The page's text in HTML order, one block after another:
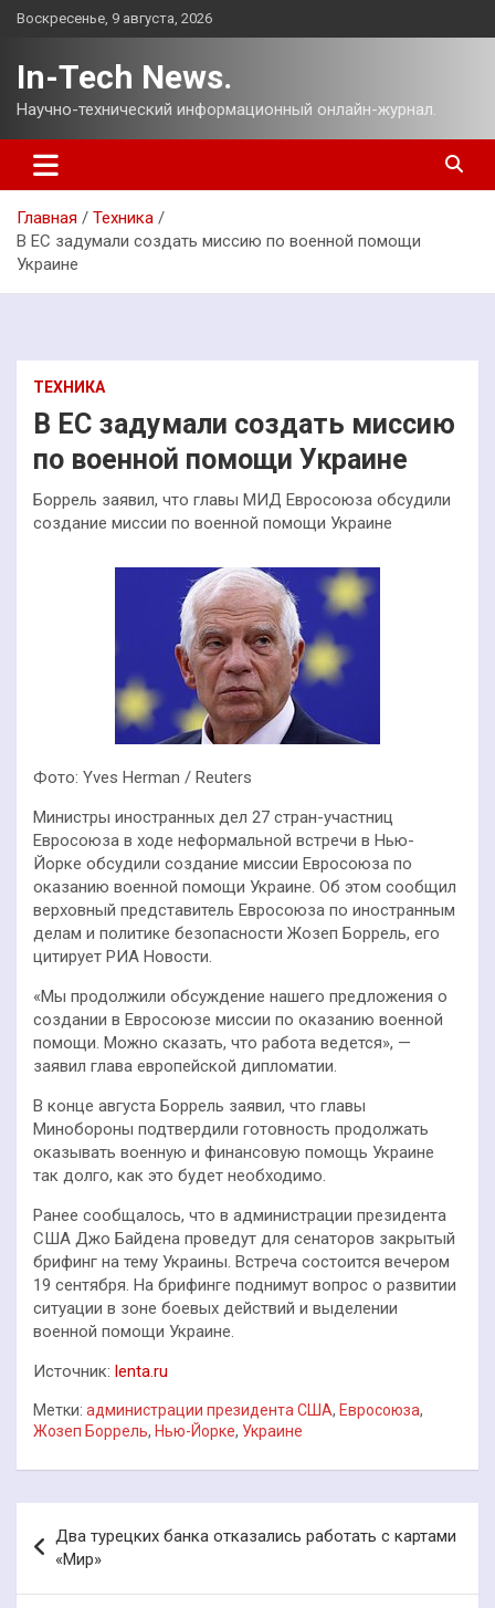
Перейти
Воскресенье, 9 августа, 2026
In-Tech News.
Научно-технический информационный онлайн-журнал.
Главная
Техника
В ЕС задумали создать миссию по военной помощи
Украине
ТЕХНИКА
В ЕС задумали создать миссию
по военной помощи Украине
Боррель заявил, что главы МИД Евросоюза обсудили
создание миссии по военной помощи Украине
Фото: Yves Herman / Reuters
Министры иностранных дел 27 стран-участниц
Евросоюза в ходе неформальной встречи в Нью-
Йорке обсудили создание миссии Евросоюза по
оказанию военной помощи Украине. Об этом сообщил
верховный представитель Евросоюза по иностранным
делам и политике безопасности Жозеп Боррель, его
цитирует РИА Новости.
«Мы продолжили обсуждение нашего предложения о
создании в Евросоюзе миссии по оказанию военной
помощи​​​. Можно сказать, что работа ведется», —
заявил глава европейской дипломатии.
В конце августа Боррель заявил, что главы
Минобороны подтвердили готовность продолжать
оказывать военную и финансовую помощь Украине
так долго, как это будет необходимо.
Ранее сообщалось, что в администрации президента
США Джо Байдена проведут для сенаторов закрытый
брифинг на тему Украины. Встреча состоится вечером
19 сентября. На брифинге поднимут вопрос о развитии
ситуации в зоне боевых действий и выделении
военной помощи Украине.
Источник: lenta.ru
Метки: администрации президента США, Евросоюза,
Жозеп Боррель, Нью-Йорке, Украине
по
записям
Два турецких банка отказались работать с картами
«Мир»